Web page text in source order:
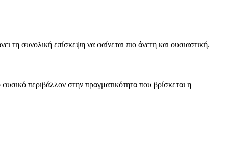
τη συνολική επίσκεψη να φαίνεται πιο άνετη και ουσιαστική.
περιβάλλον στην πραγματικότητα που βρίσκεται η